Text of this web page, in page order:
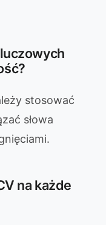
stosować
słowa
na każde